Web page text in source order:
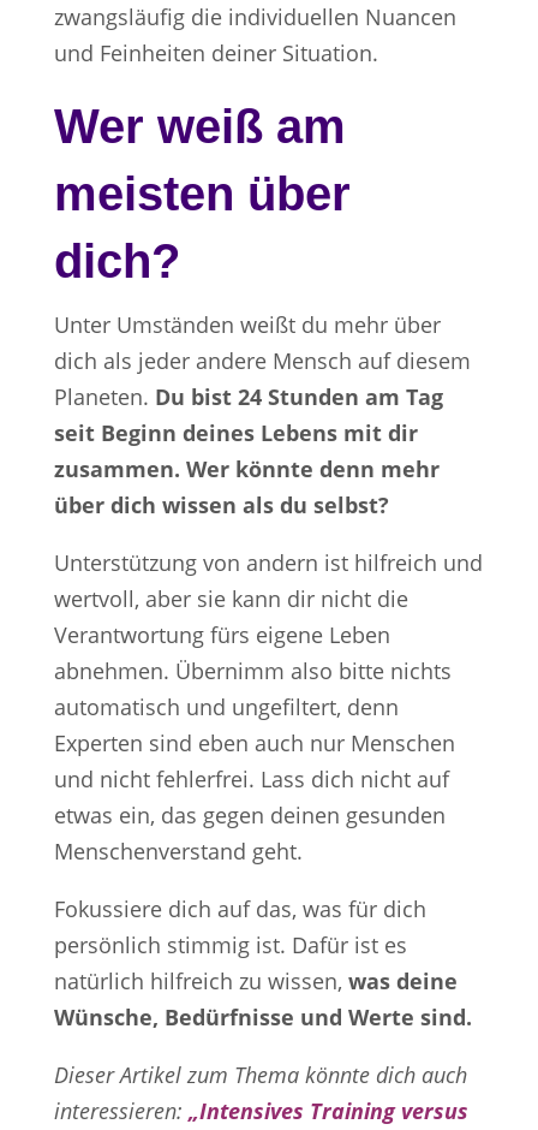
zwangsläufig die individuellen Nuancen
und Feinheiten deiner Situation.
Wer weiß am
meisten über
dich?
Unter Umständen weißt du mehr über
dich als jeder andere Mensch auf diesem
Planeten. Du bist 24 Stunden am Tag
seit Beginn deines Lebens mit dir
zusammen. Wer könnte denn mehr
über dich wissen als du selbst?
Unterstützung von andern ist hilfreich und
wertvoll, aber sie kann dir nicht die
Verantwortung fürs eigene Leben
abnehmen. Übernimm also bitte nichts
automatisch und ungefiltert, denn
Experten sind eben auch nur Menschen
und nicht fehlerfrei. Lass dich nicht auf
etwas ein, das gegen deinen gesunden
Menschenverstand geht.
Fokussiere dich auf das, was für dich
persönlich stimmig ist. Dafür ist es
natürlich hilfreich zu wissen, was deine
Wünsche, Bedürfnisse und Werte sind.
Dieser Artikel zum Thema könnte dich auch
interessieren: „Intensives Training versus